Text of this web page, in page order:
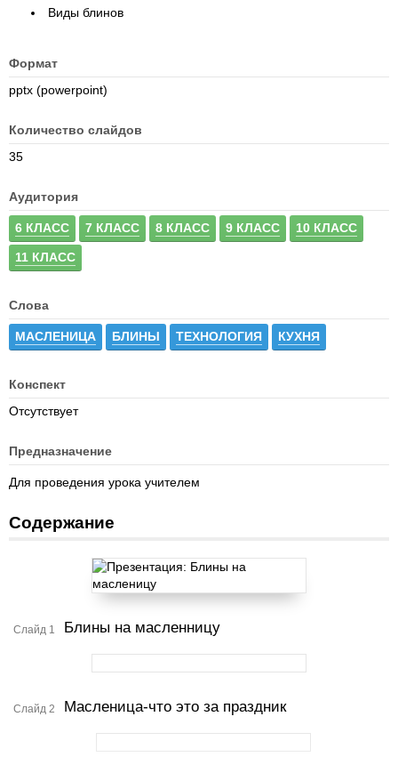
Виды блинов
Формат
pptx (powerpoint)
Количество слайдов
35
Аудитория
6 КЛАСС 7 КЛАСС 8 КЛАСС 9 КЛАСС 10 КЛАСС
11 КЛАСС
Слова
МАСЛЕНИЦА БЛИНЫ ТЕХНОЛОГИЯ КУХНЯ
Конспект
Отсутствует
Предназначение
Для проведения урока учителем
Содержание
Слайд 1 Блины на масленницу
Слайд 2 Масленица-что это за праздник